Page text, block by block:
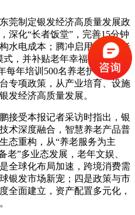
莞制定银发经济高质量发展政
深化“长者饭堂”，完善15分钟
水电成本；腾冲启用智慧养老
，并补贴老年幸福食堂（早
每年培训500名养老护理人
专项政策，从产业培育、设施
发经济高质量发展。
接受本报记者采访时指出，银
术深度融合，智慧养老产品普
态重构，从“养老服务为主
老”多业态发展，老年文娱、
全球化布局加速，跨境消费需
银发市场新宠；四是政策与市
全面建立，资产配置多元化，